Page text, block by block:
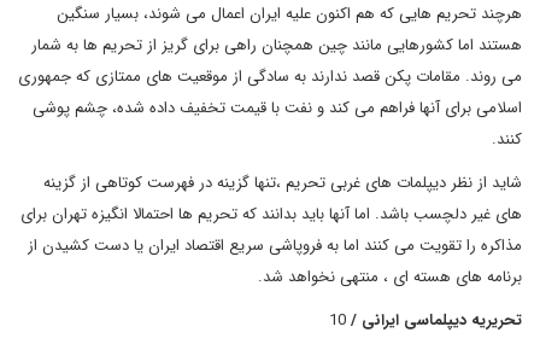
هرچند تحریم هایی که هم اکنون علیه ایران اعمال می شوند، بسیار سنگین
هستند اما کشورهایی مانند چین همچنان راهی برای گریز از تحریم ها به شمار
می روند. مقامات پکن قصد ندارند به سادگی از موقعیت های ممتازی که جمهوری
اسلامی برای آنها فراهم می کند و نفت با قیمت تخفیف داده شده، چشم پوشی
کنند.
شاید از نظر دیپلمات های غربی تحریم ،تنها گزینه در فهرست کوتاهی از گزینه
های غیر دلچسب باشد. اما آنها باید بدانند که تحریم ها احتمالا انگیزه تهران برای
مذاکره را تقویت می کنند اما به فروپاشی سریع اقتصاد ایران یا دست کشیدن از
برنامه های هسته ای ، منتهی نخواهد شد.
تحریریه دیپلماسی ایرانی /10